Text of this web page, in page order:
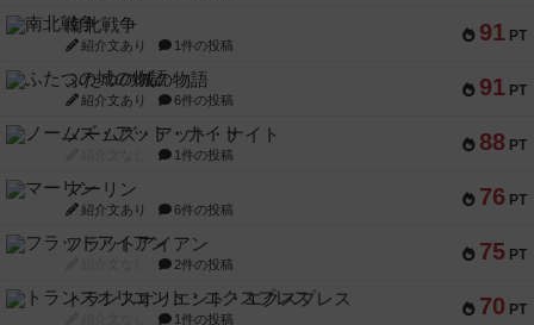
91 PT
南北戦争
紹介文あり 1件の投稿
91 PT
ふたつの城の物語
紹介文あり 6件の投稿
88 PT
ノームズ・アット・ナイト
1件の投稿
76 PT
マーリン
紹介文あり 6件の投稿
75 PT
フラットアイアン
2件の投稿
70 PT
トランスオリエント・エクスプレス
1件の投稿